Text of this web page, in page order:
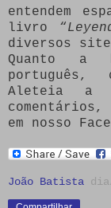
entendem
livro “
diversos
Quanto a
português,
Aleteia a
em nosso
João Batista